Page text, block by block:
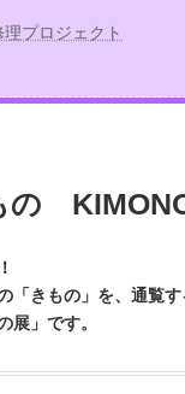
理プロジェクト
の
「きもの」を、通覧
展」です。